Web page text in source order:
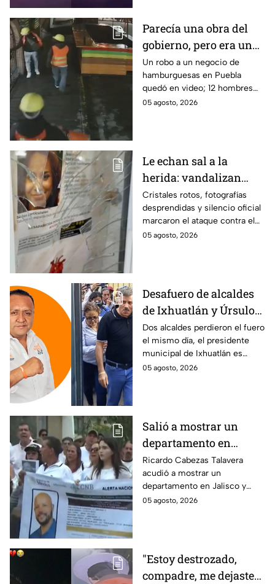
Parecía una obra del
gobierno, pero era un
robo planeado: Así
saquearon negocio de
hamburguesas en
Puebla
Un robo a un negocio de
hamburguesas en Puebla
quedó en video; 12 hombres
habrían fingido ser
05 agosto, 2026
Le echan sal a la
herida: vandalizan
memorial de
desaparecidos en
Veracruz en medio de
crisis
Cristales rotos, fotografías
desprendidas y silencio oficial
marcaron el ataque contra el
memorial de desaparecidos,
05 agosto, 2026
Desafuero de alcaldes
de Ixhuatlán y Úrsulo
Galván: uno de ellos
está implicado en el
asesinato de la
periodista Roxana
Dos alcaldes perdieron el fuero
el mismo día, el presidente
municipal de Ixhuatlán es
investigado por el secuestro y
05 agosto, 2026
Salió a mostrar un
departamento en
Zapopan y no volvió a
casa: Buscan a Ricardo
Cabezas Talavera en
Jalisco
Ricardo Cabezas Talavera
acudió a mostrar un
departamento en Jalisco y
después desapareció;
05 agosto, 2026
"Estoy destrozado,
compadre, me dejaste":